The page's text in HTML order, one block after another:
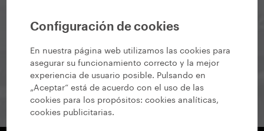
Configuración de cookies
En nuestra página web utilizamos las cookies para
asegurar su funcionamiento correcto y la mejor
experiencia de usuario posible. Pulsando en
„Aceptar“ está de acuerdo con el uso de las
cookies para los propósitos:cookies analíticas,
cookies publicitarias.
interesantes, nuevas entradas en el blog y las últimas
actualizaciones de nuestros productos.
Suscribirme